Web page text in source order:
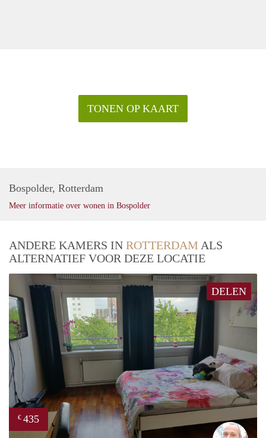
TONEN OP KAART
Bospolder, Rotterdam
Meer informatie over wonen in Bospolder
ANDERE KAMERS IN ROTTERDAM ALS
ALTERNATIEF VOOR DEZE LOCATIE
DELEN
€ 435